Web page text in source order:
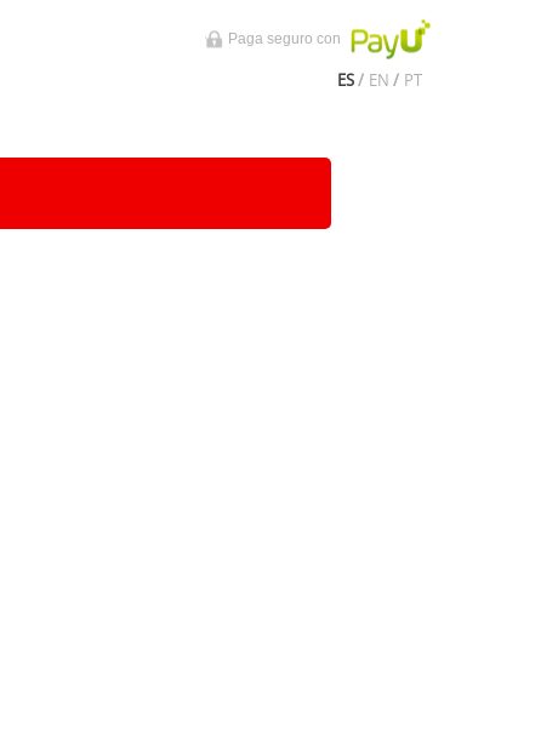
Paga seguro con
ES / EN / PT